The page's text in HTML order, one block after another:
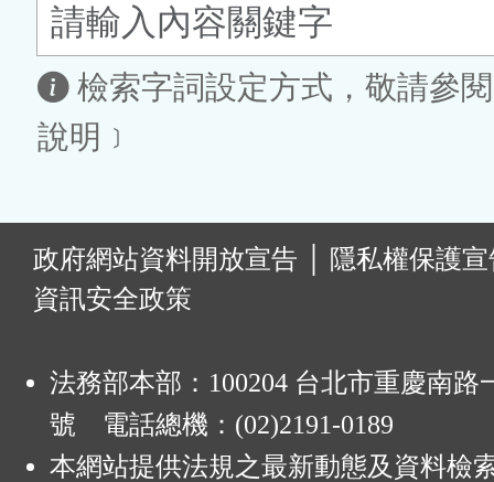
鈕
區
檢索字詞設定方式，敬請參
說明﹞
政府網站資料開放宣告
隱私權保護
資訊安全政策
法務部本部：100204 台北市重慶南路
號 電話總機：(02)2191-0189
本網站提供法規之最新動態及資料檢